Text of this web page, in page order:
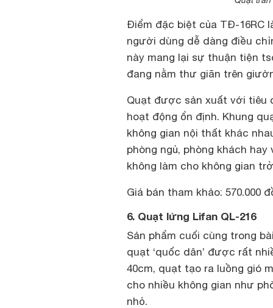
Điểm đặc biệt của TĐ-16RC
người dùng dễ dàng điều
này mang lại sự thuận tiện
đang nằm thư giãn trên
Quạt được sản xuất với tiêu
hoạt động ổn định. Khung
không gian nội thất khác
phòng ngủ, phòng khách
không làm cho không gian
Giá bán tham khảo: 570.000
6. Quạt lửng Lifan QL-216
Sản phẩm cuối cùng trong
quạt ‘quốc dân’ được rất
40cm, quạt tạo ra luồng gió
cho nhiều không gian như
nhỏ.